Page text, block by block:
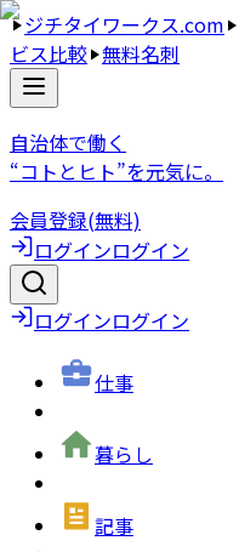
ジチタイワークス.com
ビス比較 無料名刺
自治体で働く
“コトとヒト”を元気に。
会員登録(無料)
ログインログイン
ログインログイン
仕事
暮らし
記事